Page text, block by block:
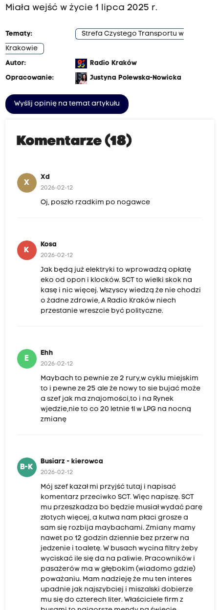
Miała wejść w życie 1 lipca 2025 r.
Tematy:
Strefa Czystego Transportu w
Krakowie
Autor:
Radio Kraków
Opracowanie:
Justyna Polewska-Nowicka
Wyślij opinię na temat artykułu
Komentarze (18)
X
Xd
2026-02-12
Oj, poszło rzadkim po nogawce
K
Kosa
2026-02-12
Jak będą już elektryki to wprowadzą opłatę
eko od opon i klocków. SCT to wielki skok na
kasę i nic więcej. Wszyscy wiedzą że nie chodzi
o żadne zdrowie, A Radio Kraków niech
przestanie wreszcie być polityczne.
E
Ehh
2026-02-12
Maybach to pewnie ze 2 rury,w cyklu miejskim
to i pewne ze 25 ale że nowy to sie bujać może
a szef jak ma znajomości,to i na Rynek
wjedzie,nie to co 20 letnie 1l w LPG na nocną
zmianę
B-K
Busiarz - kierowca
2026-02-12
Mój szef kazał mi przyjść tutaj i napisać
komentarz przeciwko SCT. Więc napiszę. SCT
mu przeszkadza bo będzie musiał wydać parę
złotych więcej, a kutwa nam płaci grosze a
sam się rozbija maybachami. Zmiany mamy
nawet po 12 godzin dziennie bez przerw na
jedzenie i toaletę. W busach wycina filtry żeby
wyciskać ile się da na paliwie. Pracowników i
pasażerów ma w głębokim (wiadomo gdzie)
poważaniu. Mam nadzieję że mu ten interes
upadnie jak najszybciej i miszalski dobierze
mu się do czterech liter. Właściciele firm z